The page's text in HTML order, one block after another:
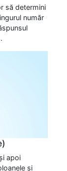
să determini
număr
apoi
și